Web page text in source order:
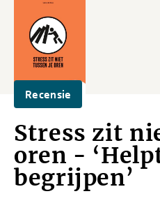
Recensie
Stress zit
oren -
begrijpen’